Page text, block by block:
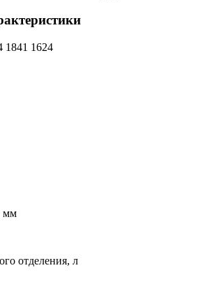
1841 1624
мм
отделения, л